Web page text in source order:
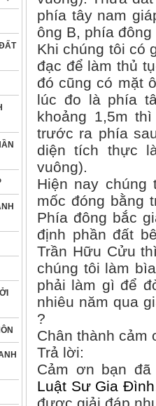
phía tây nam
ông B, phía
Khi chúng tôi có
đạc để làm thủ
đó cũng có mặt
lúc đo là phía
khoảng 1,5m
trước ra phía
diện tích thực
vuông).
Hiện nay
mốc đóng bằng
Phía đông bắc
định phần đất
Trần Hữu Cửu
chúng tôi làm
phải làm gì để
nhiêu năm qua
?
Chân thành cảm
Trả lời:
Cảm ơn bạn
Luật Sư Gia Đình